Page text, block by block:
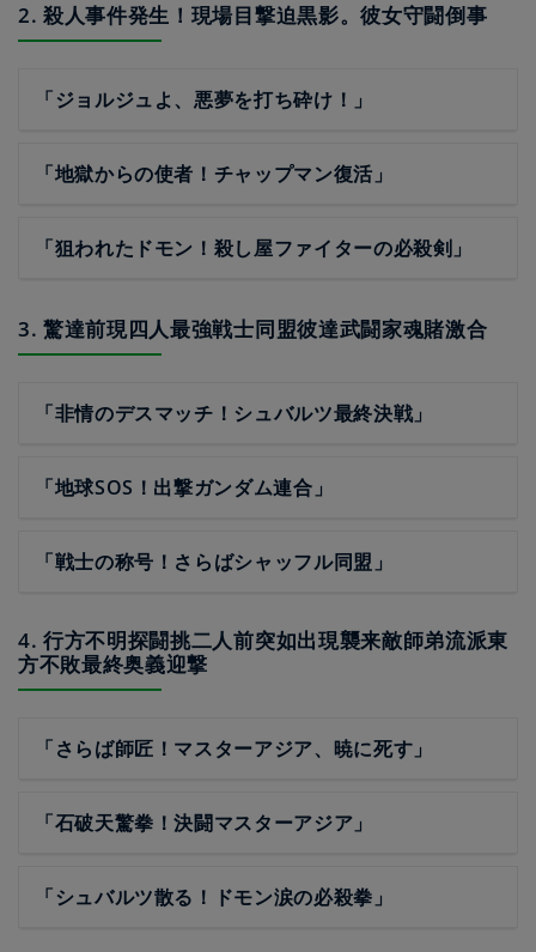
2. 殺人事件発生！現場目撃迫黒影。彼女守闘倒事
「ジョルジュよ、悪夢を打ち砕け！」
「地獄からの使者！チャップマン復活」
「狙われたドモン！殺し屋ファイターの必殺剣」
3. 驚達前現四人最強戦士同盟彼達武闘家魂賭激合
「非情のデスマッチ！シュバルツ最終決戦」
「地球SOS！出撃ガンダム連合」
「戦士の称号！さらばシャッフル同盟」
4. 行方不明探闘挑二人前突如出現襲来敵師弟流派東
方不敗最終奥義迎撃
「さらば師匠！マスターアジア、暁に死す」
「石破天驚拳！決闘マスターアジア」
「シュバルツ散る！ドモン涙の必殺拳」